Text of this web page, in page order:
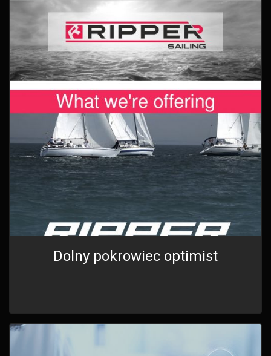
Dolny pokrowiec optimist